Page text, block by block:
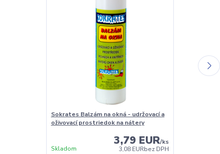
Sokrates Balzám na okná - udržovací a
oživovací prostriedok na nátery
3,79 EUR/ks
3,08 EURbez DPH
Skladom